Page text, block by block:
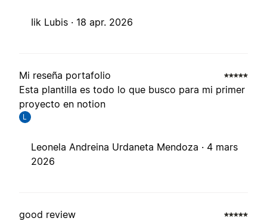
Iik Lubis · 18 apr. 2026
Mi reseña portafolio
Esta plantilla es todo lo que busco para mi primer
proyecto en notion
L
Leonela Andreina Urdaneta Mendoza · 4 mars
2026
good review